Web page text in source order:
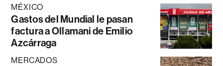
MÉXICO
Gastos del Mundial le pasan
factura a Ollamani de Emilio
Azcárraga
MERCADOS